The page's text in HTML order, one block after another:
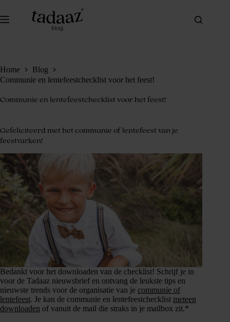
de
Home
Blog
Communie en lentefeestchecklist voor het feest!
Communie en lentefeestchecklist voor het feest!
Gefeliciteerd met het communie of lentefeest van je
feestvarken!
Bedankt voor het downloaden van de checklist! Schrijf je in
voor de Tadaaz nieuwsbrief en ontvang de leukste tips en
nieuwste trends voor de organisatie van je communie of
lentefeest. Je kan de communie en lentefeestchecklist meteen
downloaden of vanuit de mail die straks in je mailbox zit.*